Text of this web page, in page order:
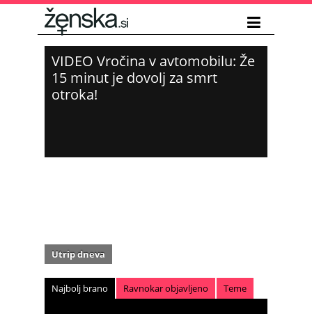
VIDEO Vročina v avtomobilu: Že
15 minut je dovolj za smrt
otroka!
Utrip dneva
Najbolj brano Ravnokar objavljeno Teme